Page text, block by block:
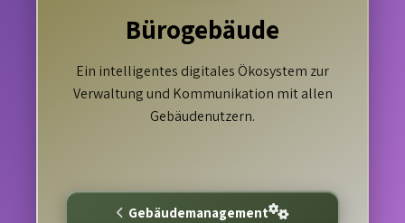
Bürogebäude
Ein intelligentes digitales Ökosystem zur
Verwaltung und Kommunikation mit allen
Gebäudenutzern.
Gebäudemanagement